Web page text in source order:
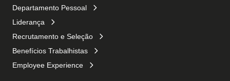
Departamento Pessoal
Liderança
Recrutamento e Seleção
Benefícios Trabalhistas
Employee Experience